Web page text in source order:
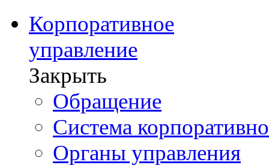
Корпоративное
управление
Закрыть
Обращение
Система
Органы управления